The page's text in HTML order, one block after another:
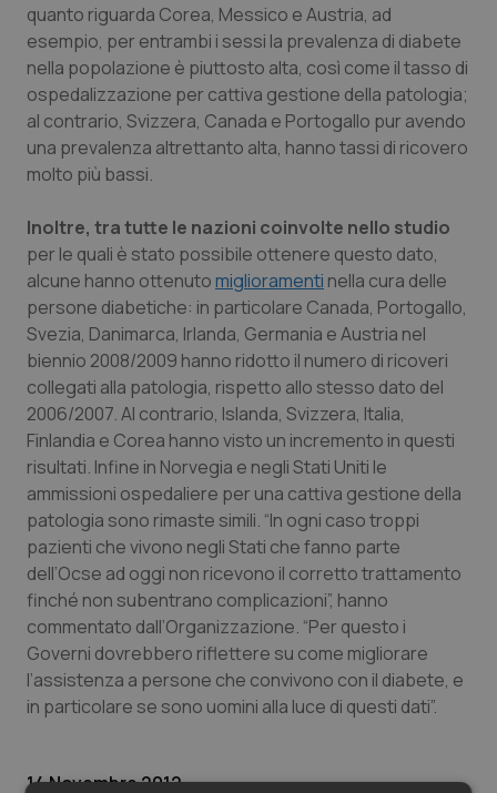
Puglia
Sardegna
Sicilia
Toscana
Umbria
Valle D’Aosta
Veneto
Malattie rare
Malattia di Crohn & Rettocolite Ulcerosa
Neuroscienze & patologie neurodegenerative
Obesità
Oftalmologia
Oncodermatologia
Oncoematologia
Oncologia & Nutrizione
Psoriasi & pelle
Quotidiano Cardiologia
Quotidiano Chirurgia
Quotidiano Oncologia
Quotidiano Pediatria
quanto riguarda Corea, Messico e Austria, ad
esempio, per entrambi i sessi la prevalenza di diabete
nella popolazione è piuttosto alta, così come il tasso di
ospedalizzazione per cattiva gestione della patologia;
al contrario, Svizzera, Canada e Portogallo pur avendo
una prevalenza altrettanto alta, hanno tassi di ricovero
molto più bassi.
Inoltre, tra tutte le nazioni coinvolte nello studio
per le quali è stato possibile ottenere questo dato,
alcune hanno ottenutomiglioramenti nella cura delle
persone diabetiche: in particolare Canada, Portogallo,
Svezia, Danimarca, Irlanda, Germania e Austria nel
biennio 2008/2009 hanno ridotto il numero di ricoveri
collegati alla patologia, rispetto allo stesso dato del
2006/2007. Al contrario, Islanda, Svizzera, Italia,
Finlandia e Corea hanno visto un incremento in questi
risultati. Infine in Norvegia e negli Stati Uniti le
ammissioni ospedaliere per una cattiva gestione della
patologia sono rimaste simili. “In ogni caso troppi
pazienti che vivono negli Stati che fanno parte
dell’Ocse ad oggi non ricevono il corretto trattamento
finché non subentrano complicazioni”, hanno
commentato dall’Organizzazione. “Per questo i
Governi dovrebbero riflettere su come migliorare
l’assistenza a persone che convivono con il diabete, e
in particolare se sono uomini alla luce di questi dati”.
14 Novembre 2012